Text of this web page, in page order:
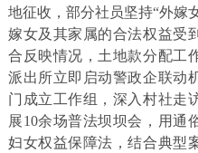
地征收，部分社员坚持“外嫁
嫁女及其家属的合法权益受
合反映情况，土地款分配工
派出所立即启动警政企联动
门成立工作组，深入村社走
展10余场普法坝坝会，用通
妇女权益保障法，结合典型